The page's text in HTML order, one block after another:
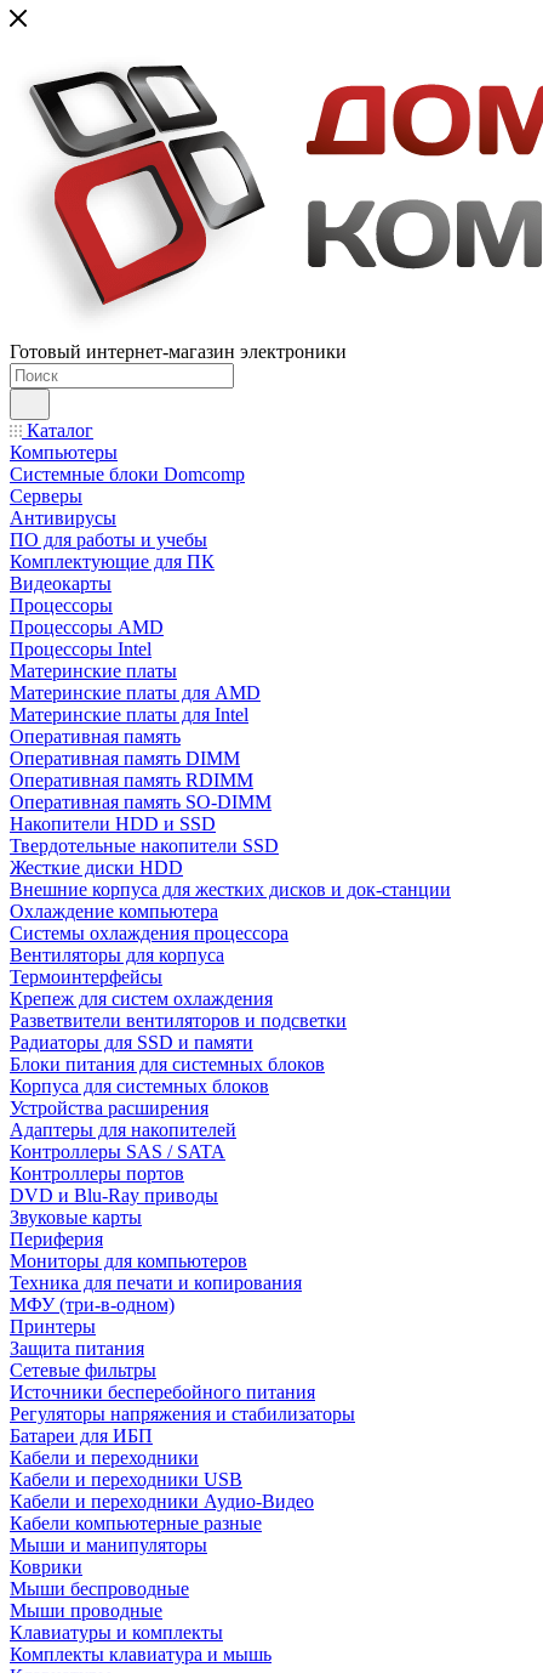
Готовый интернет-магазин электроники
Каталог
Компьютеры
Системные блоки Domcomp
Серверы
Антивирусы
ПО для работы и учебы
Комплектующие для ПК
Видеокарты
Процессоры
Процессоры AMD
Процессоры Intel
Материнские платы
Материнские платы для AMD
Материнские платы для Intel
Оперативная память
Оперативная память DIMM
Оперативная память RDIMM
Оперативная память SO-DIMM
Накопители HDD и SSD
Твердотельные накопители SSD
Жесткие диски HDD
Внешние корпуса для жестких дисков и док-станции
Охлаждение компьютера
Системы охлаждения процессора
Вентиляторы для корпуса
Термоинтерфейсы
Крепеж для систем охлаждения
Разветвители вентиляторов и подсветки
Радиаторы для SSD и памяти
Блоки питания для системных блоков
Корпуса для системных блоков
Устройства расширения
Адаптеры для накопителей
Контроллеры SAS / SATA
Контроллеры портов
DVD и Blu-Ray приводы
Звуковые карты
Периферия
Мониторы для компьютеров
Техника для печати и копирования
МФУ (три-в-одном)
Принтеры
Защита питания
Сетевые фильтры
Источники бесперебойного питания
Регуляторы напряжения и стабилизаторы
Батареи для ИБП
Кабели и переходники
Кабели и переходники USB
Кабели и переходники Аудио-Видео
Кабели компьютерные разные
Мыши и манипуляторы
Коврики
Мыши беспроводные
Мыши проводные
Клавиатуры и комплекты
Комплекты клавиатура и мышь